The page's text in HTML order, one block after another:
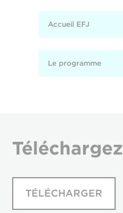
Accueil EFJ
Le programme
Téléchargez
TÉLÉCHARGER